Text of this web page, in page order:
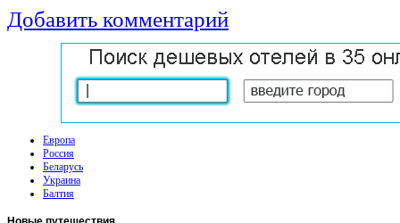
Добавить комментарий
Европа
Россия
Беларусь
Украина
Балтия